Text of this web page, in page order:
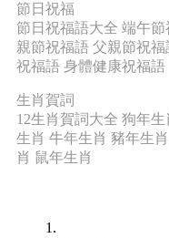
節日祝福
節日祝福語大全 端午節
親節祝福語 父親節祝福
祝福語 身體健康祝福語
生肖賀詞
12生肖賀詞大全 狗年生
生肖 牛年生肖 豬年生肖
肖 鼠年生肖